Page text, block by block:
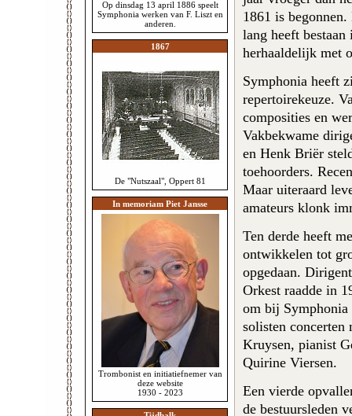
Op dinsdag 13 april 1886 speelt
Symphonia werken van F. Liszt en
anderen.
1867
De "Nutszaal", Oppert 81
In memoriam Piet Jansse
Trombonist en initiatiefnemer van
deze website
1930 - 2023
1861 is
lang heeft
herhaaldelijk met
Symphonia heeft
repertoirekeuze.
composities en
Vakbekwame
en Henk Briër
toehoorders.
Maar uiteraard
amateurs klonk
Ten derde heeft
ontwikkelen tot
opgedaan.
Orkest raadde in
om bij Symphonia
solisten concerten
Kruysen, pianist
Quirine Viersen.
Een vierde
de bestuursleden